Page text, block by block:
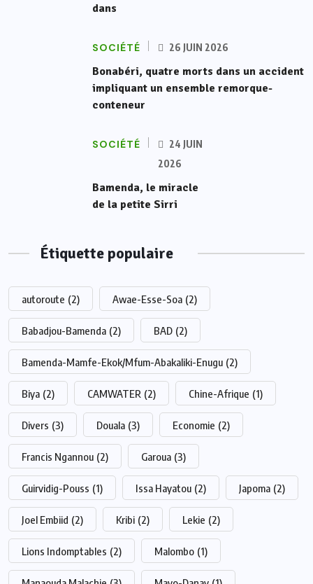
dans
SOCIÉTÉ 26 JUIN 2026
Bonabéri, quatre morts dans un accident
impliquant un ensemble remorque-
conteneur
SOCIÉTÉ
24 JUIN
2026
Bamenda, le miracle
de la petite Sirri
Étiquette populaire
autoroute (2) Awae-Esse-Soa (2)
Babadjou-Bamenda (2) BAD (2)
Bamenda-Mamfe-Ekok/Mfum-Abakaliki-Enugu (2)
Biya (2) CAMWATER (2) Chine-Afrique (1)
Divers (3) Douala (3) Economie (2)
Francis Ngannou (2) Garoua (3)
Guirvidig-Pouss (1) Issa Hayatou (2) Japoma (2)
Joel Embiid (2) Kribi (2) Lekie (2)
Lions Indomptables (2) Malombo (1)